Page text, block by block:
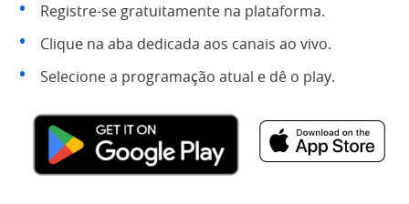
Registre-se gratuitamente na plataforma.
Clique na aba dedicada aos canais ao vivo.
Selecione a programação atual e dê o play.